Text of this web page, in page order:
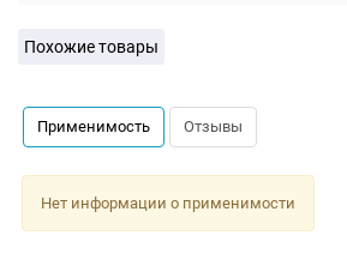
Похожие товары
Применимость Отзывы
Нет информации о применимости